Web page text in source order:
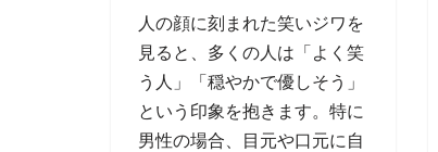
人の顔に刻まれた笑いジワを
見ると、多くの人は「よく笑
う人」「穏やかで優しそう」
という印象を抱きます。特に
男性の場合、目元や口元に自